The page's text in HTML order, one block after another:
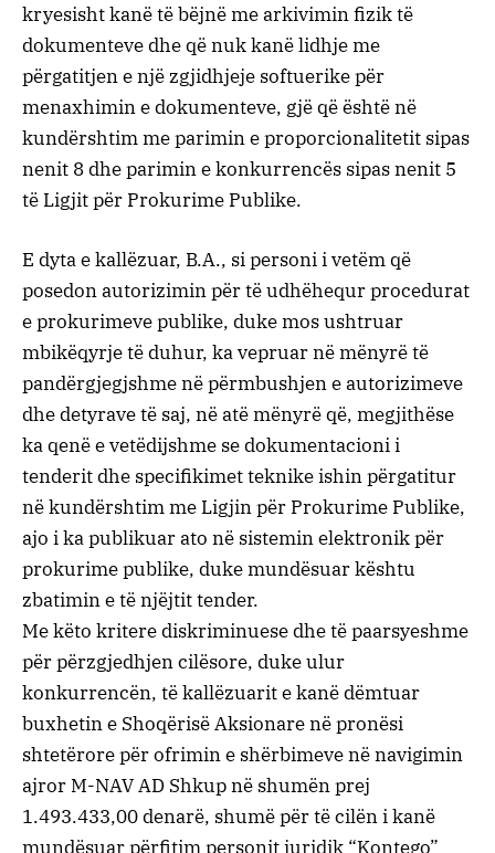
kryesisht kanë të bëjnë me arkivimin fizik të
dokumenteve dhe që nuk kanë lidhje me
përgatitjen e një zgjidhjeje softuerike për
menaxhimin e dokumenteve, gjë që është në
kundërshtim me parimin e proporcionalitetit sipas
nenit 8 dhe parimin e konkurrencës sipas nenit 5
të Ligjit për Prokurime Publike.
E dyta e kallëzuar, B.A., si personi i vetëm që
posedon autorizimin për të udhëhequr procedurat
e prokurimeve publike, duke mos ushtruar
mbikëqyrje të duhur, ka vepruar në mënyrë të
pandërgjegjshme në përmbushjen e autorizimeve
dhe detyrave të saj, në atë mënyrë që, megjithëse
ka qenë e vetëdijshme se dokumentacioni i
tenderit dhe specifikimet teknike ishin përgatitur
në kundërshtim me Ligjin për Prokurime Publike,
ajo i ka publikuar ato në sistemin elektronik për
prokurime publike, duke mundësuar kështu
zbatimin e të njëjtit tender.
Me këto kritere diskriminuese dhe të paarsyeshme
për përzgjedhjen cilësore, duke ulur
konkurrencën, të kallëzuarit e kanë dëmtuar
buxhetin e Shoqërisë Aksionare në pronësi
shtetërore për ofrimin e shërbimeve në navigimin
ajror M-NAV AD Shkup në shumën prej
1.493.433,00 denarë, shumë për të cilën i kanë
mundësuar përfitim personit juridik “Kontego”